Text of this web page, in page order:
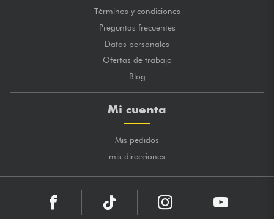
Términos y condiciones
Preguntas frecuentes
Datos personales
Ofertas de trabajo
Blog
Mi cuenta
Mis pedidos
mis direcciones